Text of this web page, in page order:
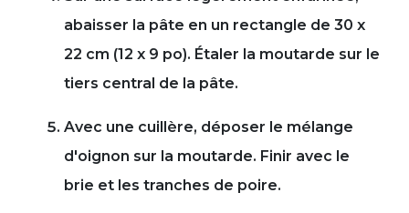
abaisser la pâte en un rectangle de 30 x
22 cm (12 x 9 po). Étaler la moutarde sur le
tiers central de la pâte.
Avec une cuillère, déposer le mélange
d'oignon sur la moutarde. Finir avec le
brie et les tranches de poire.